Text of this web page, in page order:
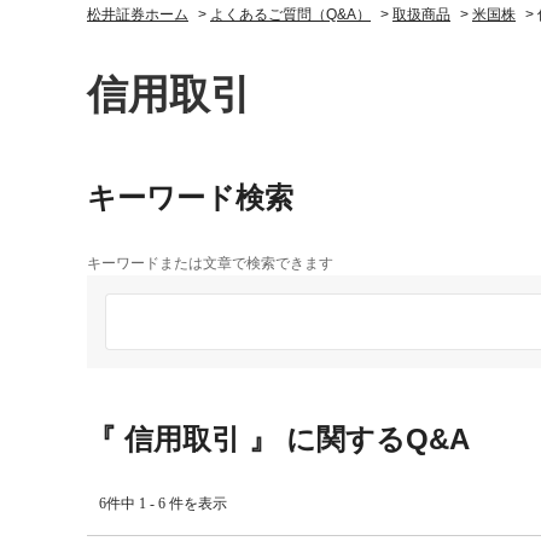
松井証券ホーム > よくあるご質問（Q&A） > 取扱商品 > 米国株 >
信用取引
キーワード検索
キーワードまたは文章で検索できます
『 信用取引 』 に関するQ&A
6件中 1 - 6 件を表示